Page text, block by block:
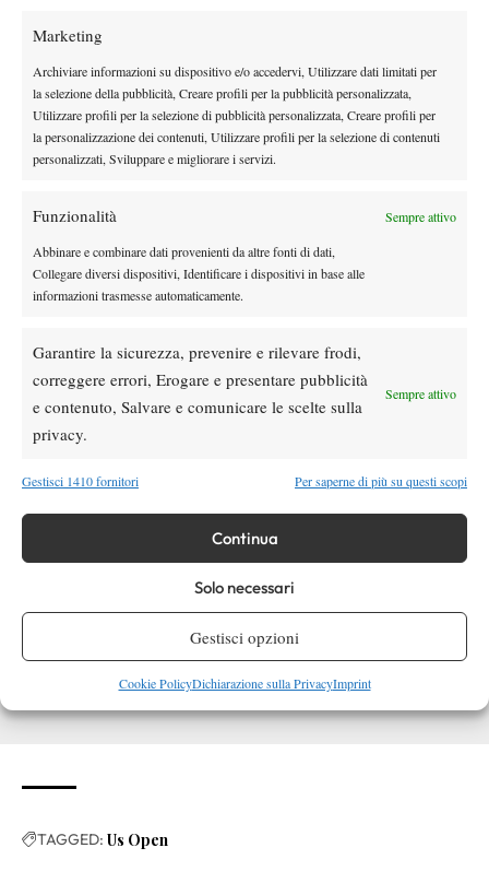
Marketing
Archiviare informazioni su dispositivo e/o accedervi, Utilizzare dati limitati per
la selezione della pubblicità, Creare profili per la pubblicità personalizzata,
Utilizzare profili per la selezione di pubblicità personalizzata, Creare profili per
la personalizzazione dei contenuti, Utilizzare profili per la selezione di contenuti
personalizzati, Sviluppare e migliorare i servizi.
Funzionalità Sempre attivo
Abbinare e combinare dati provenienti da altre fonti di dati,
Collegare diversi dispositivi, Identificare i dispositivi in base alle
informazioni trasmesse automaticamente.
Garantire la sicurezza, prevenire e rilevare frodi,
correggere errori, Erogare e presentare pubblicità
e contenuto, Salvare e comunicare le scelte sulla
privacy.
Sempre attivo
Gestisci 1410 fornitori Per saperne di più su questi scopi
Continua
Solo necessari
Gestisci opzioni
Cookie PolicyDichiarazione sulla PrivacyImprint
“Mi pongo il solo obiettivo di raggiungere il miglior ranking
possibile da qui a fine anno…poi si vedrà!”.
Ringraziamo Riccardo per la sua disponibilità nel rilasciare
l’intervista con la speranza che le sue doti da lottatore, che si
palesano sia dalla fermezza delle sue parole che da quelle del
TAGGED: Us Open